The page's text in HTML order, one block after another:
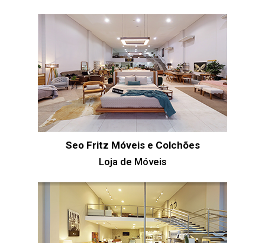
Seo Fritz Móveis e Colchões
Loja de Móveis